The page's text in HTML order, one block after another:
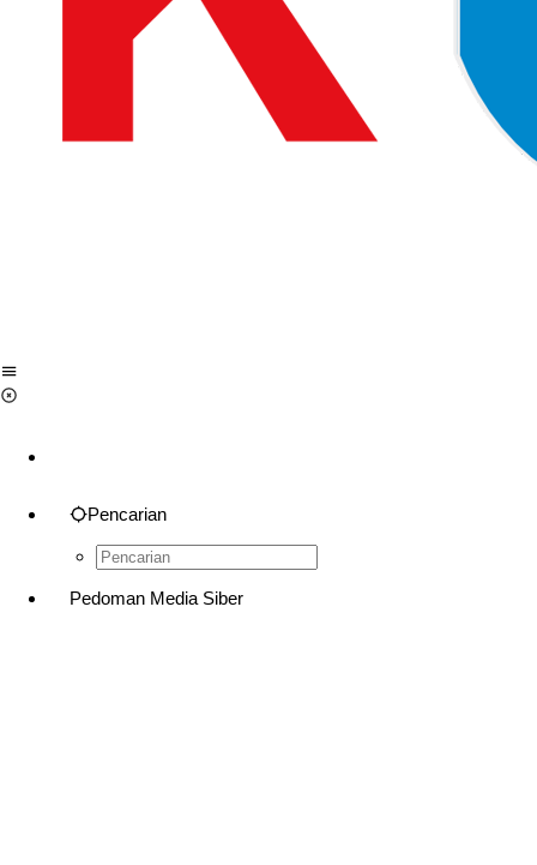
Pencarian
Pedoman Media Siber